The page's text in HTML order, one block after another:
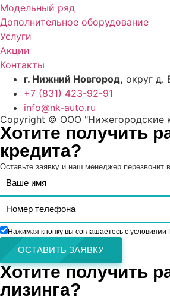
Модельный ряд
Дополнительное оборудование
Услуги
Акции
Контакты
г. Нижний Новгород, округ д.
+7 (831) 423-92-91
info@nk-auto.ru
Copyright © ООО "Нижегородские
Хотите получить
кредита?
Оставьте заявку и наш менеджер перезвонит
Нажимая кнопку вы соглашаетесь с
ОСТАВИТЬ ЗАЯВКУ
Хотите получить
лизинга?